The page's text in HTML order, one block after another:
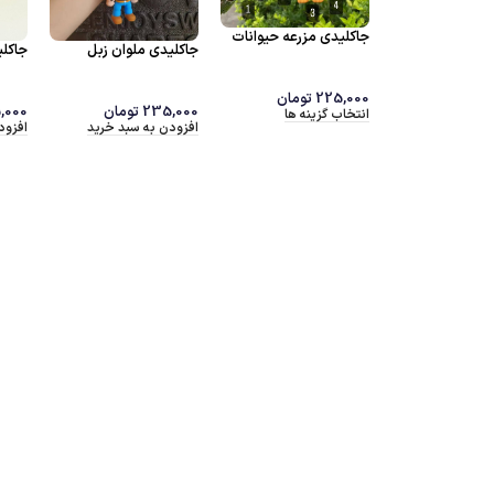
ناموجود جاکلیدی مایک و سالی
225,000 تومان
انتخاب گزینه ها